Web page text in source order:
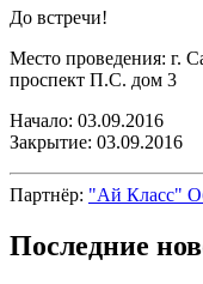
До встречи!
Место проведения: г.
проспект П.С. дом 3
Начало: 03.09.2016
Закрытие: 03.09.2016
Партнёр: "Ай Класс"
Последние